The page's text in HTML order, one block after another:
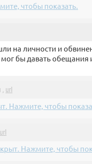
чтобы показать.
на личности и
бы давать
, url
Нажмите, чтобы
url
Нажмите, чтобы